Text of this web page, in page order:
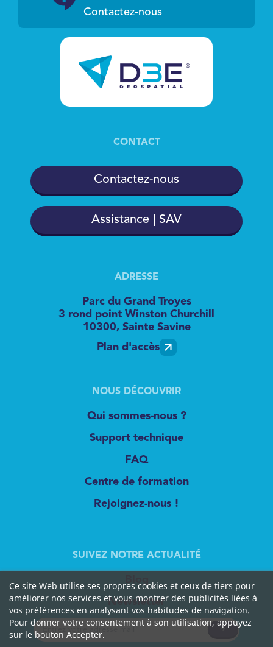
Contactez-nous
Ce site Web utilise ses propres cookies et ceux de tiers pour
améliorer nos services et vous montrer des publicités liées à
vos préférences en analysant vos habitudes de navigation.
Pour donner votre consentement à son utilisation, appuyez
sur le bouton Accepter.
CONTACT
Contactez-nous
Assistance | SAV
ADRESSE
Parc du Grand Troyes
3 rond point Winston Churchill
10300, Sainte Savine
Plan d'accès
NOUS DÉCOUVRIR
Qui sommes-nous ?
Support technique
FAQ
Centre de formation
Rejoignez-nous !
SUIVEZ NOTRE ACTUALITÉ
Newsletter